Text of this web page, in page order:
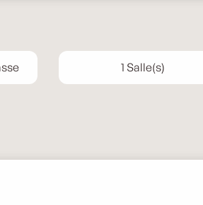
1 Salle(s)